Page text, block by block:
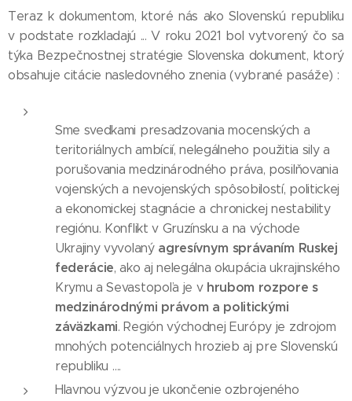
Teraz k dokumentom, ktoré nás ako Slovenskú republiku
v podstate rozkladajú ... V roku 2021 bol vytvorený čo sa
týka Bezpečnostnej stratégie Slovenska dokument, ktorý
obsahuje citácie nasledovného znenia (vybrané pasáže) :
Sme svedkami presadzovania mocenských a
teritoriálnych ambícií, nelegálneho použitia sily a
porušovania medzinárodného práva, posilňovania
vojenských a nevojenských spôsobilostí, politickej
a ekonomickej stagnácie a chronickej nestability
regiónu. Konflikt v Gruzínsku a na východe
Ukrajiny vyvolaný agresívnym správaním Ruskej
federácie, ako aj nelegálna okupácia ukrajinského
Krymu a Sevastopoľa je v hrubom rozpore s
medzinárodnými právom a politickými
záväzkami. Región východnej Európy je zdrojom
mnohých potenciálnych hrozieb aj pre Slovenskú
republiku ….
Hlavnou výzvou je ukončenie ozbrojeného